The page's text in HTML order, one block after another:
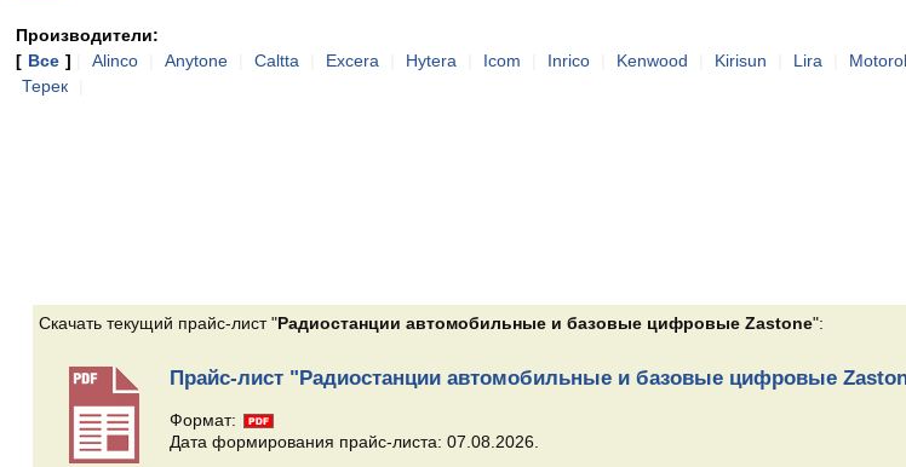
Производители:
[ Все ] Alinco Anytone Caltta Excera Hytera Icom Inrico Kenwood Kirisun Lira
Терек
Скачать текущий прайс-лист "Радиостанции автомобильные и базовые цифровые Zastone":
Прайс-лист "Радиостанции автомобильные и базовые цифровые
Формат:
Дата формирования прайс-листа: 07.08.2026.